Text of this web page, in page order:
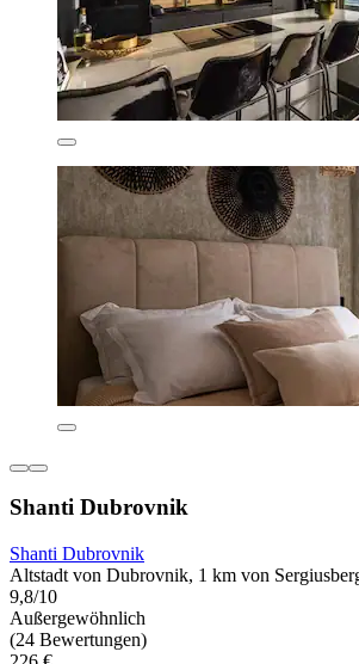
Shanti Dubrovnik
Shanti Dubrovnik
Altstadt von Dubrovnik, 1 km von
9,8/10
Außergewöhnlich
(24 Bewertungen)